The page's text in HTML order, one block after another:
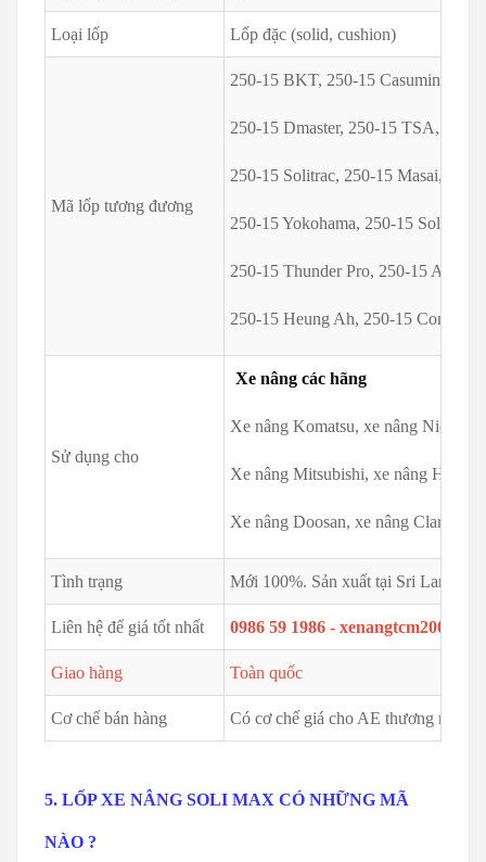
Loại lốp Lốp đặc (solid, cushion)
Mã lốp tương đương
250-15 BKT, 250-15 Casumina,
250-15 Dmaster, 250-15 TSA, 250-
250-15 Solitrac, 250-15 Masai,
250-15 Yokohama, 250-15 Solid
250-15 Thunder Pro, 250-15
250-15 Heung Ah, 250-15
Sử dụng cho
Xe nâng các hãng
Xe nâng Komatsu, xe nâng
Xe nâng Mitsubishi, xe nâng
Xe nâng Doosan, xe nâng Clark, xe
Tình trạng Mới 100%. Sản xuất tại Sri Lanka
Liên hệ để giá tốt nhất 0986 59 1986 -
Giao hàng Toàn quốc
Cơ chế bán hàng Có cơ chế giá cho AE thương mại -
5. LỐP XE NÂNG SOLI MAX CÓ NHỮNG MÃ
NÀO ?